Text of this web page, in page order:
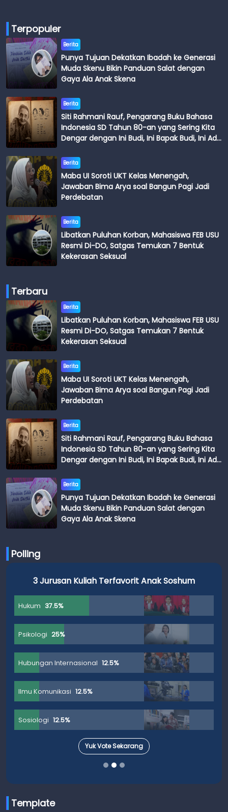
Terpopuler
Berita
Punya Tujuan Dekatkan Ibadah ke Generasi
Muda Skenu Bikin Panduan Salat dengan
Gaya Ala Anak Skena
Berita
Siti Rahmani Rauf, Pengarang Buku Bahasa
Indonesia SD Tahun 80-an yang Sering Kita
Dengar dengan Ini Budi, Ini Bapak Budi, Ini Adik
Berita
Maba UI Soroti UKT Kelas Menengah,
Jawaban Bima Arya soal Bangun Pagi Jadi
Perdebatan
Berita
Libatkan Puluhan Korban, Mahasiswa FEB USU
Resmi Di-DO, Satgas Temukan 7 Bentuk
Kekerasan Seksual
Terbaru
Berita
Libatkan Puluhan Korban, Mahasiswa FEB USU
Resmi Di-DO, Satgas Temukan 7 Bentuk
Kekerasan Seksual
Berita
Maba UI Soroti UKT Kelas Menengah,
Jawaban Bima Arya soal Bangun Pagi Jadi
Perdebatan
Berita
Siti Rahmani Rauf, Pengarang Buku Bahasa
Indonesia SD Tahun 80-an yang Sering Kita
Dengar dengan Ini Budi, Ini Bapak Budi, Ini Adik
Berita
Punya Tujuan Dekatkan Ibadah ke Generasi
Muda Skenu Bikin Panduan Salat dengan
Gaya Ala Anak Skena
Polling
3 Jurusan Kuliah Terfavorit Anak Soshum
Hukum 37.5%
Psikologi 25%
Hubungan Internasional 12.5%
Ilmu Komunikasi 12.5%
Sosiologi 12.5%
Yuk Vote Sekarang
Template